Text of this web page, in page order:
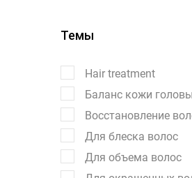
Темы
Hair treatment
Баланс кожи головы
Восстановление
Для блеска волос
Для объема волос